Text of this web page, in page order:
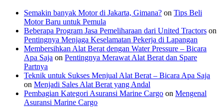
Semakin banyak Motor di Jakarta, Gimana? on Tips Beli
Motor Baru untuk Pemula
Beberapa Program Jasa Pemeliharaan dari United Tractors on
Pentingnya Menjaga Keselamatan Pekerja di Lapangan
Membersihkan Alat Berat dengan Water Pressure – Bicara
Apa Saja on Pentingnya Merawat Alat Berat dan Spare
Partnya
Teknik untuk Sukses Menjual Alat Berat – Bicara Apa Saja
on Menjadi Sales Alat Berat yang Andal
Pembagian Kategori Asuransi Marine Cargo on Mengenal
Asuransi Marine Cargo